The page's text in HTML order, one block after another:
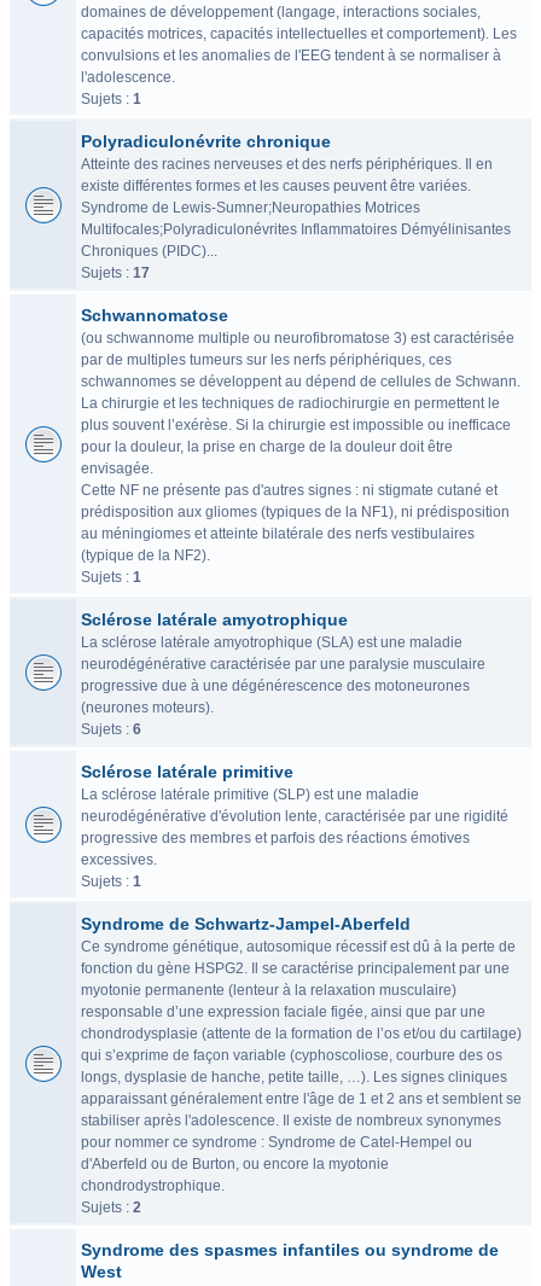
domaines de développement (langage, interactions sociales,
capacités motrices, capacités intellectuelles et comportement). Les
convulsions et les anomalies de l'EEG tendent à se normaliser à
l'adolescence.
Sujets : 1
Polyradiculonévrite chronique
Atteinte des racines nerveuses et des nerfs périphériques. Il en
existe différentes formes et les causes peuvent être variées.
Syndrome de Lewis-Sumner;Neuropathies Motrices
Multifocales;Polyradiculonévrites Inflammatoires Démyélinisantes
Chroniques (PIDC)...
Sujets : 17
Schwannomatose
(ou schwannome multiple ou neurofibromatose 3) est caractérisée
par de multiples tumeurs sur les nerfs périphériques, ces
schwannomes se développent au dépend de cellules de Schwann.
La chirurgie et les techniques de radiochirurgie en permettent le
plus souvent l’exérèse. Si la chirurgie est impossible ou inefficace
pour la douleur, la prise en charge de la douleur doit être
envisagée.
Cette NF ne présente pas d'autres signes : ni stigmate cutané et
prédisposition aux gliomes (typiques de la NF1), ni prédisposition
au méningiomes et atteinte bilatérale des nerfs vestibulaires
(typique de la NF2).
Sujets : 1
Sclérose latérale amyotrophique
La sclérose latérale amyotrophique (SLA) est une maladie
neurodégénérative caractérisée par une paralysie musculaire
progressive due à une dégénérescence des motoneurones
(neurones moteurs).
Sujets : 6
Sclérose latérale primitive
La sclérose latérale primitive (SLP) est une maladie
neurodégénérative d'évolution lente, caractérisée par une rigidité
progressive des membres et parfois des réactions émotives
excessives.
Sujets : 1
Syndrome de Schwartz-Jampel-Aberfeld
Ce syndrome génétique, autosomique récessif est dû à la perte de
fonction du gène HSPG2. Il se caractérise principalement par une
myotonie permanente (lenteur à la relaxation musculaire)
responsable d’une expression faciale figée, ainsi que par une
chondrodysplasie (attente de la formation de l’os et/ou du cartilage)
qui s’exprime de façon variable (cyphoscoliose, courbure des os
longs, dysplasie de hanche, petite taille, …). Les signes cliniques
apparaissant généralement entre l'âge de 1 et 2 ans et semblent se
stabiliser après l'adolescence. Il existe de nombreux synonymes
pour nommer ce syndrome : Syndrome de Catel-Hempel ou
d'Aberfeld ou de Burton, ou encore la myotonie
chondrodystrophique.
Sujets : 2
Syndrome des spasmes infantiles ou syndrome de
West